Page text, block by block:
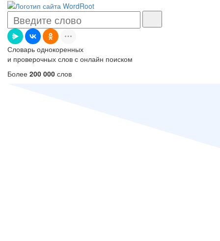
Словарь однокоренных
и проверочных слов с онлайн поиском
Более 200 000 слов